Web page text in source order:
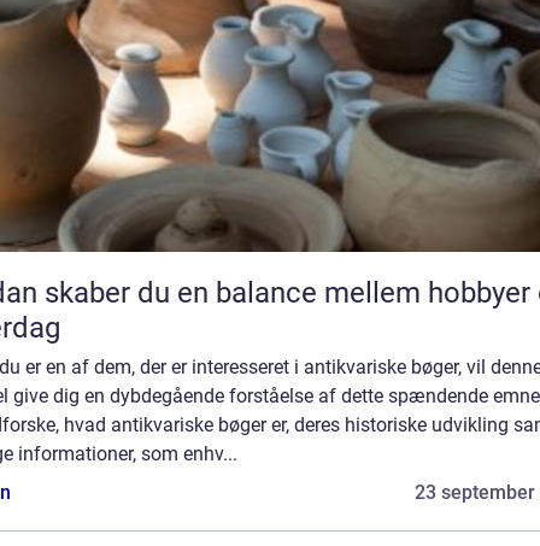
skaber du en balance mellem hobbyer
er en af dem, der er interesseret i antikvariske bøger, vil
give dig en dybdegående forståelse af dette spændende
hvad antikvariske bøger er, deres historiske udvikling
informationer, som enhv...
23 september